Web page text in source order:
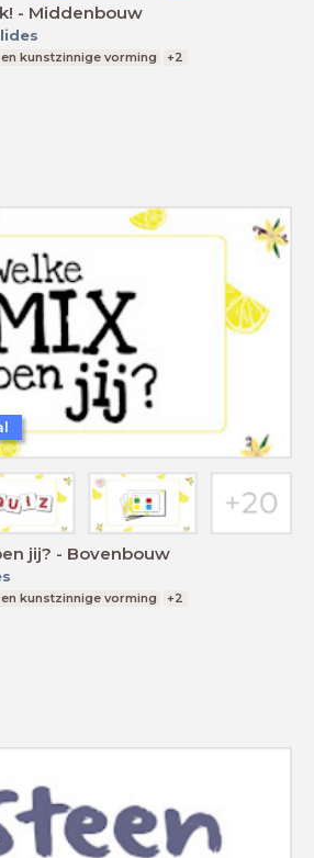
- Middenbouw
kunstzinnige vorming
+2
jij? - Bovenbouw
kunstzinnige vorming
+2